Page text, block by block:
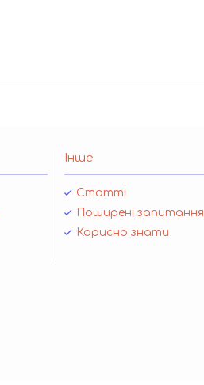
Інше
Статті
Поширені запитання
Корисно знати